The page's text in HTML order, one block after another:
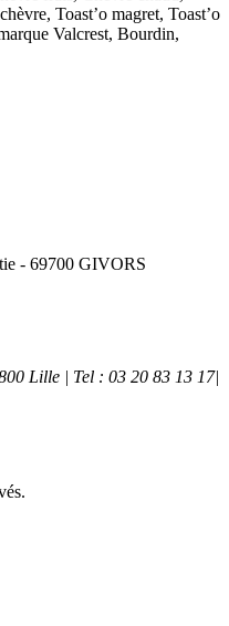
Toast’o magret, Toast’o
Valcrest, Bourdin,
- 69700 GIVORS
Lille | Tel : 03 20 83 13 17|